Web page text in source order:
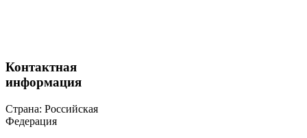
Контактная
информация
Страна: Российская
Федерация